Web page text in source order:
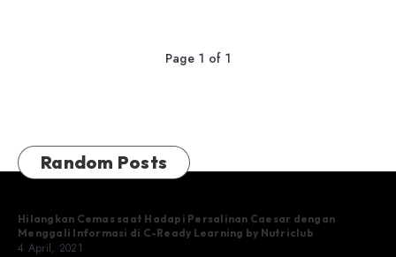
Page 1 of 1
Random Posts
Hilangkan Cemas saat Hadapi Persalinan Caesar dengan
Menggali Informasi di C-Ready Learning by Nutriclub
4 April, 2021